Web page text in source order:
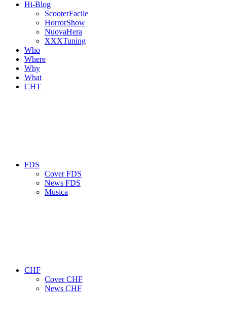
Hi-Blog
ScooterFacile
HorrorShow
NuovaHera
XXXTuning
Who
Where
Why
What
CHT
FDS
Cover FDS
News FDS
Musica
CHF
Cover CHF
News CHF